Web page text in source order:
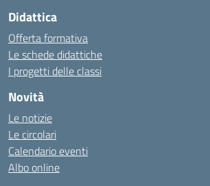
Didattica
Offerta formativa
Le schede didattiche
I progetti delle classi
Novità
Le notizie
Le circolari
Calendario eventi
Albo online